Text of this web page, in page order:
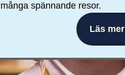
många spännande resor.
Läs mer